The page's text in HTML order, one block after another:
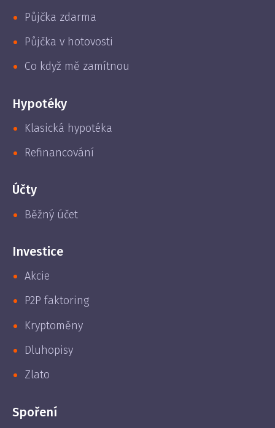
Půjčka zdarma
Půjčka v hotovosti
Co když mě zamítnou
Hypotéky
Klasická hypotéka
Refinancování
Účty
Běžný účet
Investice
Akcie
P2P faktoring
Kryptoměny
Dluhopisy
Zlato
Spoření